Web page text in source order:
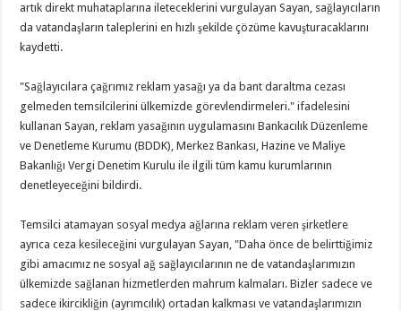
artık direkt muhataplarına ileteceklerini vurgulayan Sayan, sağlayıcıların
da vatandaşların taleplerini en hızlı şekilde çözüme kavuşturacaklarını
kaydetti.
"Sağlayıcılara çağrımız reklam yasağı ya da bant daraltma cezası
gelmeden temsilcilerini ülkemizde görevlendirmeleri." ifadelesini
kullanan Sayan, reklam yasağının uygulamasını Bankacılık Düzenleme
ve Denetleme Kurumu (BDDK), Merkez Bankası, Hazine ve Maliye
Bakanlığı Vergi Denetim Kurulu ile ilgili tüm kamu kurumlarının
denetleyeceğini bildirdi.
Temsilci atamayan sosyal medya ağlarına reklam veren şirketlere
ayrıca ceza kesileceğini vurgulayan Sayan, "Daha önce de belirttiğimiz
gibi amacımız ne sosyal ağ sağlayıcılarının ne de vatandaşlarımızın
ülkemizde sağlanan hizmetlerden mahrum kalmaları. Bizler sadece ve
sadece ikircikliğin (ayrımcılık) ortadan kalkması ve vatandaşlarımızın